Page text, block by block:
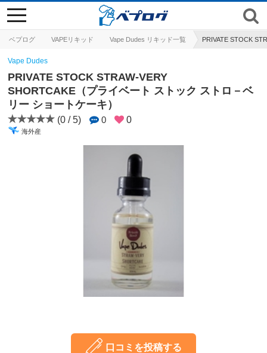
ベプログ VAPEリキッド Vape Dudes リキッド一覧 PRIVATE STOCK
toggle
navigation
Vape Dudes
PRIVATE STOCK STRAW-VERY
SHORTCAKE（プライベート ストック ストロ－ベ
リー ショートケーキ）
(0 / 5) 0 0
海外産
口コミを投稿する